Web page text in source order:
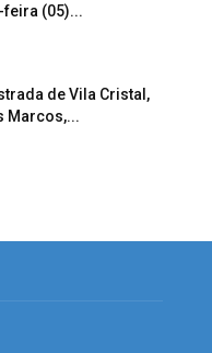
(05)...
de Vila Cristal,
Marcos,...